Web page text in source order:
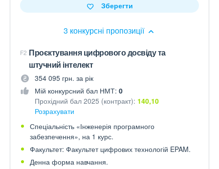
3 конкурсні пропозиції
Зберегти
F2 Проєктування цифрового досвіду та
штучний інтелект
354 095 грн. за рік
Мій конкурсний бал НМТ: 0
Прохідний бал 2025 (контракт): 140,10
Розрахувати
Спеціальність «Інженерія програмного
забезпечення», на 1 курс.
Факультет: Факультет цифрових технологій EPAM.
Денна форма навчання.